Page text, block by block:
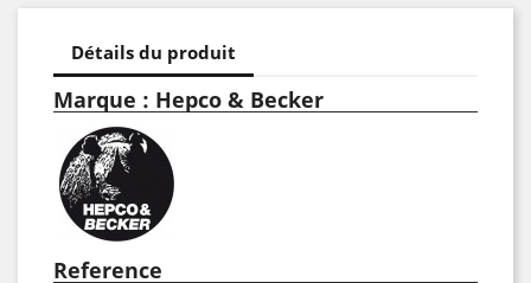
Détails du produit
Marque : Hepco & Becker
Reference